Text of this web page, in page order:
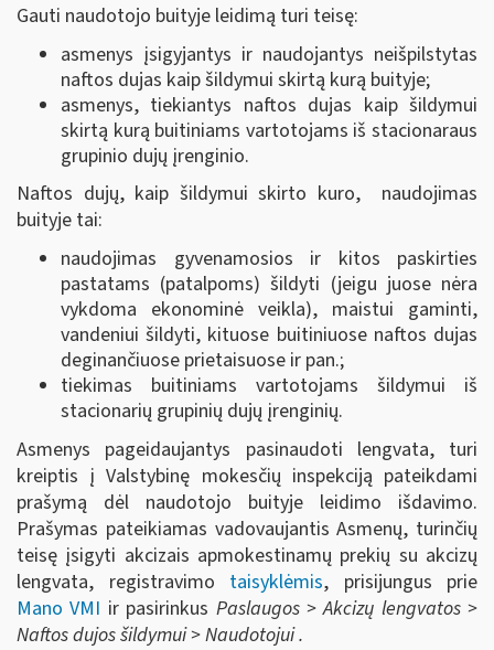
Gauti naudotojo buityje leidimą turi teisę:
asmenys įsigyjantys ir naudojantys neišpilstytas
naftos dujas kaip šildymui skirtą kurą buityje;
asmenys, tiekiantys naftos dujas kaip šildymui
skirtą kurą buitiniams vartotojams iš stacionaraus
grupinio dujų įrenginio.
Naftos dujų, kaip šildymui skirto kuro, naudojimas
buityje tai:
naudojimas gyvenamosios ir kitos paskirties
pastatams (patalpoms) šildyti (jeigu juose nėra
vykdoma ekonominė veikla), maistui gaminti,
vandeniui šildyti, kituose buitiniuose naftos dujas
deginančiuose prietaisuose ir pan.;
tiekimas buitiniams vartotojams šildymui iš
stacionarių grupinių dujų įrenginių.
Asmenys pageidaujantys pasinaudoti lengvata, turi
kreiptis į Valstybinę mokesčių inspekciją pateikdami
prašymą dėl naudotojo buityje leidimo išdavimo.
Prašymas pateikiamas vadovaujantis Asmenų, turinčių
teisę įsigyti akcizais apmokestinamų prekių su akcizų
lengvata, registravimo taisyklėmis, prisijungus prie
Mano VMI ir pasirinkus Paslaugos > Akcizų lengvatos >
Naftos dujos šildymui > Naudotojui .